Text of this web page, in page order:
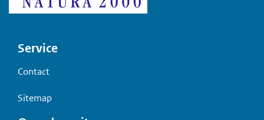
Voet
Service
Contact
Sitemap